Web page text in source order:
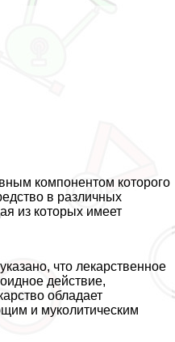
компонентом которого
в различных
из которых имеет
что лекарственное
действие,
обладает
и муколитическим